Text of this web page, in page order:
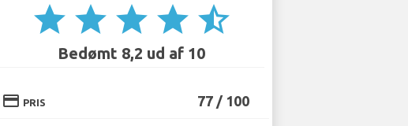
star star star star star_half
Bedømt 8,2 ud af 10
credit_card PRIS 77 / 100